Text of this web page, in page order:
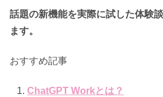
話題の新機能を実際に試した体験
ます。
おすすめ記事
ChatGPT Workとは？